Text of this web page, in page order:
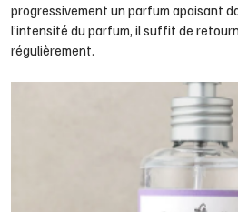
progressivement un parfum apaisant
l’intensité du parfum, il suffit de
régulièrement.